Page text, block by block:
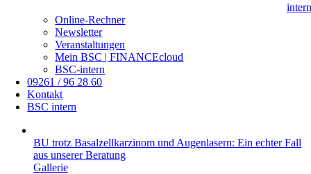
intern
Online-Rechner
Newsletter
Veranstaltungen
Mein BSC | FINANCEcloud
BSC-intern
09261 / 96 28 60
Kontakt
BSC intern
BU trotz Basalzellkarzinom und Augenlasern: Ein echter Fall
aus unserer Beratung
Gallerie